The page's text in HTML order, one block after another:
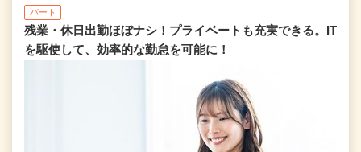
パート
残業・休日出勤ほぼナシ！プライベートも充実できる。IT
を駆使して、効率的な勤怠を可能に！